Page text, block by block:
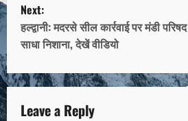
Next:
हल्द्वानी: मदरसे सील कार्रवाई पर मंडी
साधा निशाना, देखें वीडियो
Leave a Reply